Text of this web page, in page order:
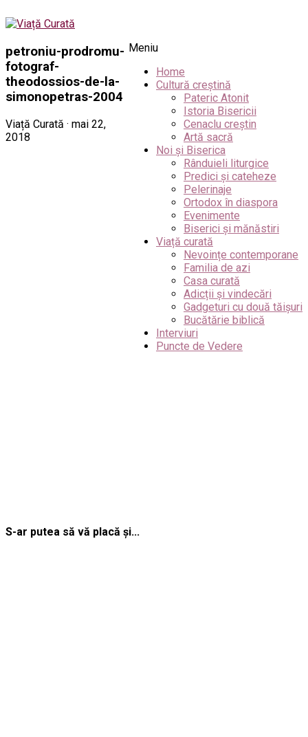
Meniu
Home
Cultură creștină
Pateric Atonit
Istoria Bisericii
Cenaclu creștin
Artă sacră
Noi și Biserica
Rânduieli liturgice
Predici și cateheze
Pelerinaje
Ortodox în diaspora
Evenimente
Biserici și mănăstiri
Viață curată
Nevoințe contemporane
Familia de azi
Casa curată
Adicții și vindecări
Gadgeturi cu două tăișuri
Bucătărie biblică
Interviuri
Puncte de Vedere
petroniu-prodromu-
fotograf-
theodossios-de-la-
simonopetras-2004
Viață Curată · mai 22,
2018
S-ar putea să vă placă și...